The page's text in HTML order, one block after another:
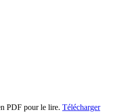
PDF pour le lire. Télécharger